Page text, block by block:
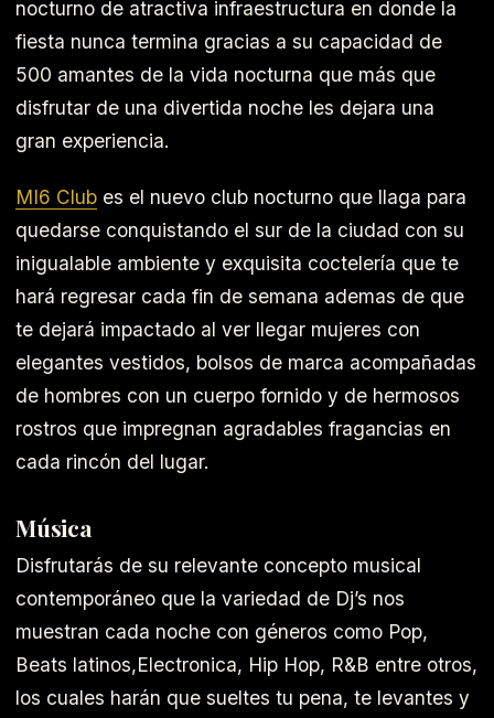
nocturno de atractiva infraestructura en donde la
fiesta nunca termina gracias a su capacidad de
500 amantes de la vida nocturna que más que
disfrutar de una divertida noche les dejara una
gran experiencia.
MI6 Club es el nuevo club nocturno que llaga para
quedarse conquistando el sur de la ciudad con su
inigualable ambiente y exquisita coctelería que te
hará regresar cada fin de semana ademas de que
te dejará impactado al ver llegar mujeres con
elegantes vestidos, bolsos de marca acompañadas
de hombres con un cuerpo fornido y de hermosos
rostros que impregnan agradables fragancias en
cada rincón del lugar.
Música
Disfrutarás de su relevante concepto musical
contemporáneo que la variedad de Dj’s nos
muestran cada noche con géneros como Pop,
Beats latinos,Electronica, Hip Hop, R&B entre otros,
los cuales harán que sueltes tu pena, te levantes y